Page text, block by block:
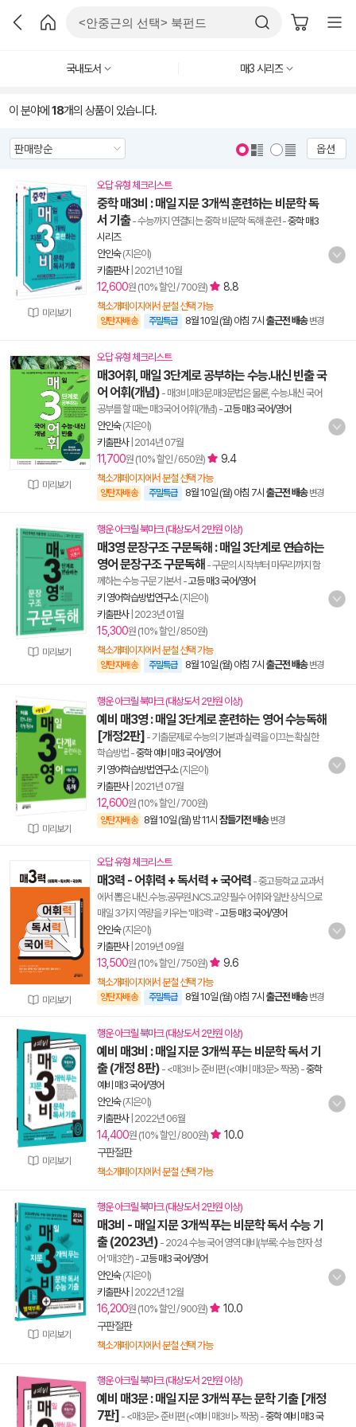
국내도서 매3 시리즈
이 분야에 18개의 상품이 있습니다.
옵션
미리보기
오답 유형 체크리스트
중학 매3비 : 매일 지문 3개씩 훈련하는 비문학 독
서 기출- 수능까지 연결되는 중학 비문학 독해 훈련-중학 매3
시리즈
안인숙(지은이)
키출판사| 2021년 10월
12,600원 (10% 할인 / 700원) 8.8
책소개페이지에서 분철 선택 가능
양탄자배송 주말특급 8월 10일 (월) 아침 7시 출근전 배송 변경
미리보기
오답 유형 체크리스트
매3어휘, 매일 3단계로 공부하는 수능.내신 빈출 국
어 어휘(개념) - 매3비.매3문.매3문법은 물론, 수능.내신 국어
공부를 할 때는 매3국어 어휘(개념) -고등 매3 국어/영어
안인숙(지은이)
키출판사| 2014년 07월
11,700원 (10% 할인 / 650원) 9.4
책소개페이지에서 분철 선택 가능
양탄자배송 주말특급 8월 10일 (월) 아침 7시 출근전 배송 변경
미리보기
행운 아크릴 북마크 (대상도서 2만원 이상)
매3영 문장구조 구문독해 : 매일 3단계로 연습하는
영어 문장구조 구문독해 - 구문의 시작부터 마무리까지 함
께하는 수능 구문 기본서 -고등 매3 국어/영어
키 영어학습방법연구소(지은이)
키출판사| 2023년 01월
15,300원 (10% 할인 / 850원)
책소개페이지에서 분철 선택 가능
양탄자배송 주말특급 8월 10일 (월) 아침 7시 출근전 배송 변경
미리보기
행운 아크릴 북마크 (대상도서 2만원 이상)
예비 매3영 : 매일 3단계로 훈련하는 영어 수능독해
[개정2판] - 기출문제로 수능의 기본과 실력을 이끄는 확실한
학습방법 -중학 예비 매3 국어/영어
키 영어학습방법연구소(지은이)
키출판사| 2021년 07월
12,600원 (10% 할인 / 700원)
양탄자배송 8월 10일 (월) 밤 11시 잠들기전 배송 변경
미리보기
오답 유형 체크리스트
매3력 - 어휘력 + 독서력 + 국어력 - 중고등학교 교과서
에서 뽑은 내신.수능.공무원.NCS.교양 필수 어휘와 일반 상식으로
매일 3가지 역량을 키우는 '매3력' -고등 매3 국어/영어
안인숙(지은이)
키출판사| 2019년 09월
13,500원 (10% 할인 / 750원) 9.6
책소개페이지에서 분철 선택 가능
양탄자배송 주말특급 8월 10일 (월) 아침 7시 출근전 배송 변경
미리보기
행운 아크릴 북마크 (대상도서 2만원 이상)
예비 매3비 : 매일 지문 3개씩 푸는 비문학 독서 기
출 (개정 8판) - <매3비> 준비편 (<예비 매3문> 짝꿍) -중학
예비 매3 국어/영어
안인숙(지은이)
키출판사| 2022년 06월
14,400원 (10% 할인 / 800원)
10.0
구판절판
책소개페이지에서 분철 선택 가능
미리보기
행운 아크릴 북마크 (대상도서 2만원 이상)
매3비 - 매일 지문 3개씩 푸는 비문학 독서 수능 기
출 (2023년) - 2024 수능 국어 영역 대비(부록: 수능 한자 성
어 '매3한') -고등 매3 국어/영어
안인숙(지은이)
키출판사| 2022년 12월
16,200원 (10% 할인 / 900원)
10.0
구판절판
책소개페이지에서 분철 선택 가능
행운 아크릴 북마크 (대상도서 2만원 이상)
예비 매3문 : 매일 지문 3개씩 푸는 문학 기출 [개정
7판] - <매3문> 준비편 (<예비 매3비> 짝꿍) -중학 예비 매3 국